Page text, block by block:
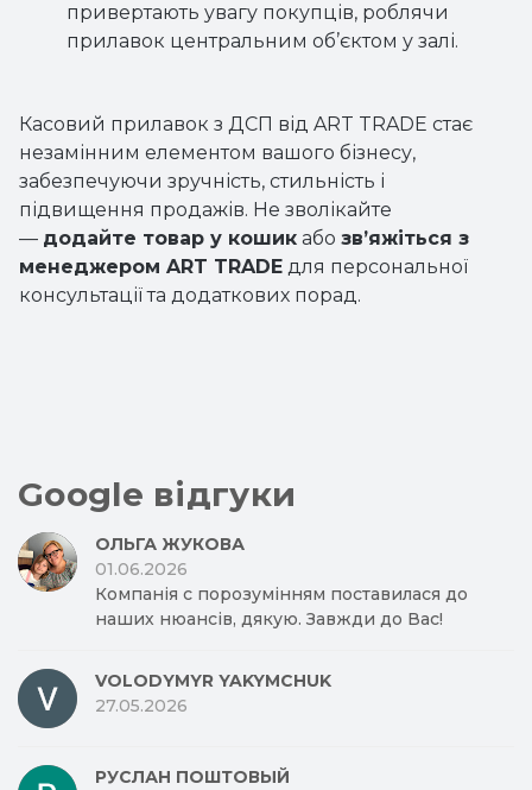
привертають увагу покупців, роблячи
прилавок центральним об’єктом у залі.
Касовий прилавок з ДСП від ART TRADE стає
незамінним елементом вашого бізнесу,
забезпечуючи зручність, стильність і
підвищення продажів. Не зволікайте
— додайте товар у кошик або зв’яжіться з
менеджером ART TRADE для персональної
консультації та додаткових порад.
Google відгуки
ОЛЬГА ЖУКОВА
01.06.2026
Компанія с порозумінням поставилася до
наших нюансів, дякую. Завжди до Вас!
VOLODYMYR YAKYMCHUK
27.05.2026
РУСЛАН ПОШТОВЫЙ